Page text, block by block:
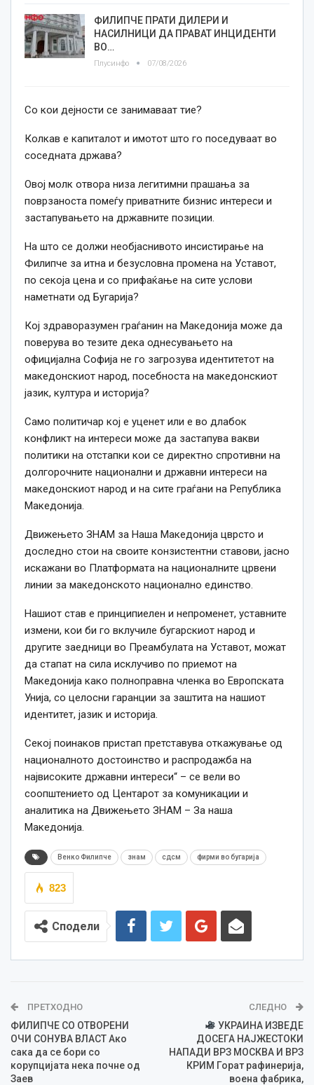
ФИЛИПЧЕ ПРАТИ ДИЛЕРИ И
НАСИЛНИЦИ ДА ПРАВАТ ИНЦИДЕНТИ
ВО…
Плусинфо 07/08/2026
Со кои дејности се занимаваат тие?
Колкав е капиталот и имотот што го поседуваат во
соседната држава?
Овој молк отвора низа легитимни прашања за
поврзаноста помеѓу приватните бизнис интереси и
застапувањето на државните позиции.
На што се должи необјаснивото инсистирање на
Филипче за итна и безусловна промена на Уставот,
по секоја цена и со прифаќање на сите услови
наметнати од Бугарија?
Кој здраворазумен граѓанин на Македонија може да
поверува во тезите дека однесувањето на
официјална Софија не го загрозува идентитетот на
македонскиот народ, посебноста на македонскиот
јазик, култура и историја?
Само политичар кој е уценет или е во длабок
конфликт на интереси може да застапува вакви
политики на отстапки кои се директно спротивни на
долгорочните национални и државни интереси на
македонскиот народ и на сите граѓани на Република
Македонија.
Движењето ЗНАМ за Наша Македонија цврсто и
доследно стои на своите конзистентни ставови, јасно
искажани во Платформата на националните црвени
линии за македонското национално единство.
Нашиот став е принципиелен и непроменет, уставните
измени, кои би го вклучиле бугарскиот народ и
другите заедници во Преамбулата на Уставот, можат
да стапат на сила исклучиво по приемот на
Македонија како полноправна членка во Европската
Унија, со целосни гаранции за заштита на нашиот
идентитет, јазик и историја.
Секој поинаков пристап претставува откажување од
националното достоинство и распродажба на
највисоките државни интереси“ – се вели во
соопштението од Центарот за комуникации и
аналитика на Движењето ЗНАМ – За наша
Македонија.
Венко Филипче знам сдсм фирми во бугарија
823
Сподели
ПРЕТХОДНО
ФИЛИПЧЕ СО ОТВОРЕНИ
ОЧИ СОНУВА ВЛАСТ Ако
сака да се бори со
корупцијата нека почне од
Заев
СЛЕДНО
УКРАИНА ИЗВЕДЕ
ДОСЕГА НАЈЖЕСТОКИ
НАПАДИ ВРЗ МОСКВА И ВРЗ
КРИМ Горат рафинерија,
воена фабрика,